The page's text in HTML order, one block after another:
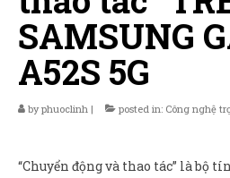
Dịch vụ hỗ trợ
Sản Phẩm
Giúp đỡ
SAMSUNG
A52S 5G
byphuoclinh | posted in: Công nghệ
“Chuyển động và thao tác” là bộ